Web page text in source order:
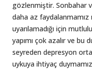
gözlenmiştir. Sonbahar
daha az faydalanmamız
uyarılamadığı için
yapımı çok azalır ve bu
seyreden depresyon
uykuya ihtiyaç